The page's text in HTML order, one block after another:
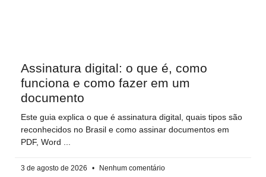
Assinatura digital: o que é, como
funciona e como fazer em um
documento
Este guia explica o que é assinatura digital, quais tipos são
reconhecidos no Brasil e como assinar documentos em
PDF, Word
3 de agosto de 2026 Nenhum comentário